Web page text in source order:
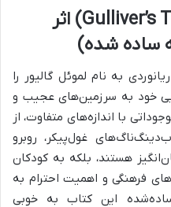
سفرهای گالیور (Gulliver’s Travels) اثر
ساده شده)
به نام لموئل گالیور را
خود به سرزمین‌های عجیب و
با اندازه‌های متفاوت، از
غول‌پیکر، روبرو
هستند، بلکه به کودکان
فرهنگی و اهمیت احترام به
این کتاب به خوبی